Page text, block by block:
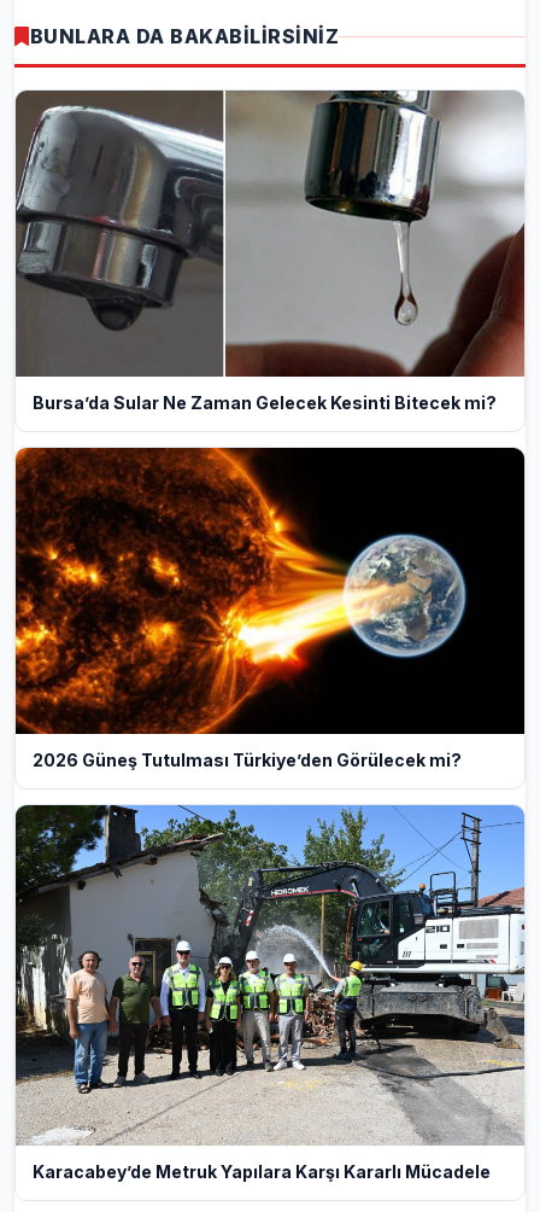
BUNLARA DA BAKABİLİRSİNİZ
Bursa’da Sular Ne Zaman Gelecek Kesinti Bitecek mi?
2026 Güneş Tutulması Türkiye’den Görülecek mi?
Karacabey’de Metruk Yapılara Karşı Kararlı Mücadele